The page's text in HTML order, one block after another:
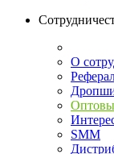
О
SMM